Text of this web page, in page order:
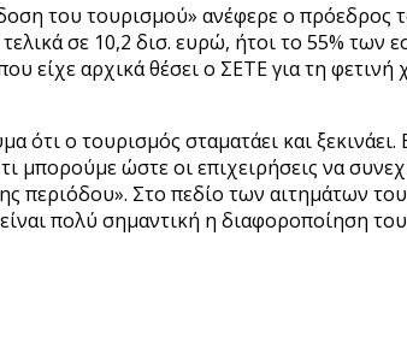
του τουρισμού» ανέφερε ο
σε 10,2 δισ. ευρώ, ήτοι το 55%
είχε αρχικά θέσει ο ΣΕΤΕ για τη
ότι ο τουρισμός σταματάει και
μπορούμε ώστε οι επιχειρήσεις να
περιόδου». Στο πεδίο των αιτημάτων
πολύ σημαντική η διαφοροποίηση